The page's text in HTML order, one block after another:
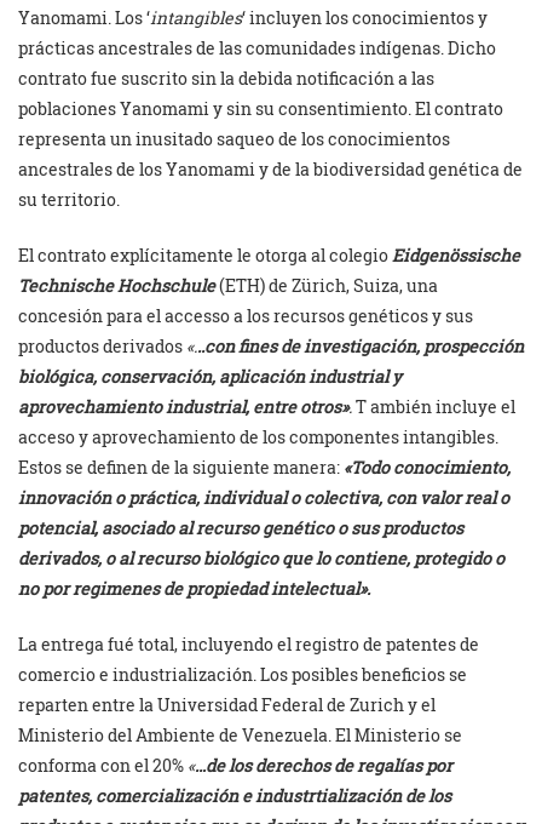
Yanomami. Los ‘intangibles‘ incluyen los conocimientos y
prácticas ancestrales de las comunidades indígenas. Dicho
contrato fue suscrito sin la debida notificación a las
poblaciones Yanomami y sin su consentimiento. El contrato
representa un inusitado saqueo de los conocimientos
ancestrales de los Yanomami y de la biodiversidad genética de
su territorio.
El contrato explícitamente le otorga al colegioEidgenössische
Technische Hochschule(ETH) de Zürich, Suiza, una
concesión para el accesso a los recursos genéticos y sus
productos derivados «...con fines de investigación, prospección
biológica, conservación, aplicación industrial y
aprovechamiento industrial, entre otros».T ambién incluye el
acceso y aprovechamiento de los componentes intangibles.
Estos se definen de la siguiente manera: «Todo conocimiento,
innovación o práctica, individual o colectiva, con valor real o
potencial, asociado al recurso genético o sus productos
derivados, o al recurso biológico que lo contiene, protegido o
no por regimenes de propiedad intelectual».
La entrega fué total, incluyendo el registro de patentes de
comercio e industrialización. Los posibles beneficios se
reparten entre la Universidad Federal de Zurich y el
Ministerio del Ambiente de Venezuela. El Ministerio se
conforma con el 20% «…de los derechos de regalías por
patentes, comercialización e industrtialización de los